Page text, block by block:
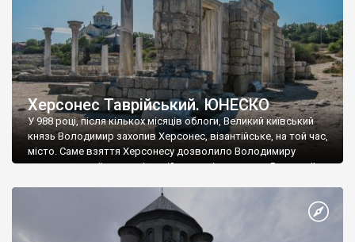
Херсонес Таврійський. ЮНЕСКО
У 988 році, після кількох місяців облоги, Великий київський
князь Володимир захопив Херсонес, візантійське, на той час,
місто. Саме взяття Херсонесу дозволило Володимиру
диктувати свої умови візантійському імператору Василю ІІ, та
Херсонесі Володимир-язичник, став Василем-християнином.
А потім було Хрещення Русі. На честь Херсонесу Таврійського